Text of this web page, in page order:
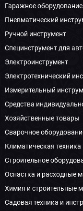
Гаражное оборудование
Пневматический
Ручной инструмент
Специнструмент для
Электроинструмент
Электротехнический
Измерительный
Средства
Хозяйственные товары
Сварочное
Климатическая техника
Строительное
Оснастка и расходные
Химия и строительные
Садовая техника и